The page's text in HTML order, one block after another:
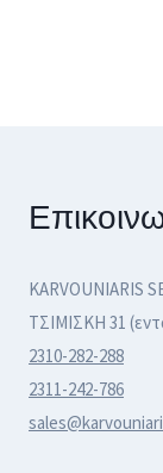
KARVOUNIARIS
ΤΣΙΜΙΣΚΗ 31
2310-282-288
2311-242-786